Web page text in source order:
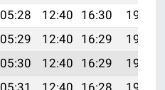
05:28 12:40 16:30
19:42
05:29 12:40 16:29
19:41
05:30 12:40 16:29
19:40
05:31 12:40 16:28
19:38